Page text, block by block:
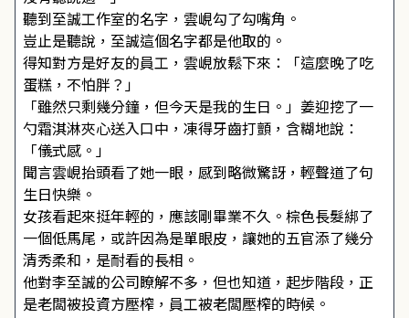
聽到至誠工作室的名字，雲峴勾了勾嘴角。
豈止是聽說，至誠這個名字都是他取的。
得知對方是好友的員工，雲峴放鬆下來：「這麼晚了吃
蛋糕，不怕胖？」
「雖然只剩幾分鐘，但今天是我的生日。」姜迎挖了一
勺霜淇淋夾心送入口中，凍得牙齒打顫，含糊地說：
「儀式感。」
聞言雲峴抬頭看了她一眼，感到略微驚訝，輕聲道了句
生日快樂。
女孩看起來挺年輕的，應該剛畢業不久。棕色長髮綁了
一個低馬尾，或許因為是單眼皮，讓她的五官添了幾分
清秀柔和，是耐看的長相。
他對李至誠的公司瞭解不多，但也知道，起步階段，正
是老闆被投資方壓榨，員工被老闆壓榨的時候。